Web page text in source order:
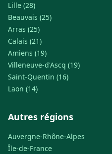
Lille (28)
Beauvais (25)
Arras (25)
Calais (21)
Amiens (19)
Villeneuve-d'Ascq (19)
Saint-Quentin (16)
Laon (14)
Autres régions
Auvergne-Rhône-Alpes
Île-de-France